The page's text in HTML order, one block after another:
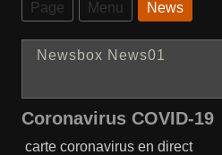
Page Menu News
Newsbox News01
Coronavirus COVID-19
carte coronavirus en direct